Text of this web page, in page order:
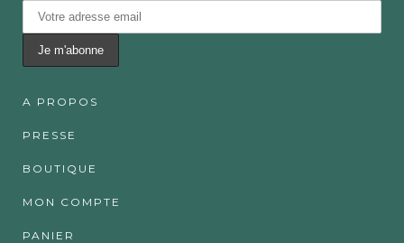
A PROPOS
PRESSE
BOUTIQUE
MON COMPTE
PANIER